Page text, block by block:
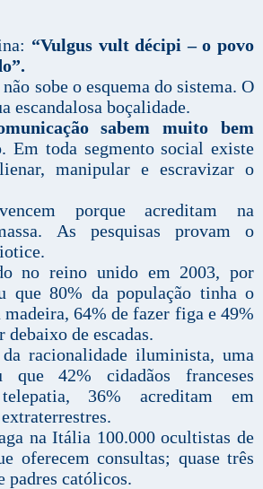
“Vulgus vult décipi – o povo
sobe o esquema do sistema. O
escandalosa boçalidade.
sabem muito bem
. Em toda segmento social existe
manipular e escravizar o
porque acreditam na
As pesquisas provam o
no reino unido em 2003, por
que 80% da população tinha o
64% de fazer figa e 49%
debaixo de escadas.
racionalidade iluminista, uma
que 42% cidadãos franceses
36% acreditam em
na Itália 100.000 ocultistas de
oferecem consultas; quase três
padres católicos.